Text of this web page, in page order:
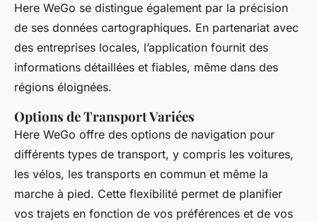
Here WeGo se distingue également par la précision
de ses données cartographiques. En partenariat avec
des entreprises locales, l’application fournit des
informations détaillées et fiables, même dans des
régions éloignées.
Options de Transport Variées
Here WeGo offre des options de navigation pour
différents types de transport, y compris les voitures,
les vélos, les transports en commun et même la
marche à pied. Cette flexibilité permet de planifier
vos trajets en fonction de vos préférences et de vos